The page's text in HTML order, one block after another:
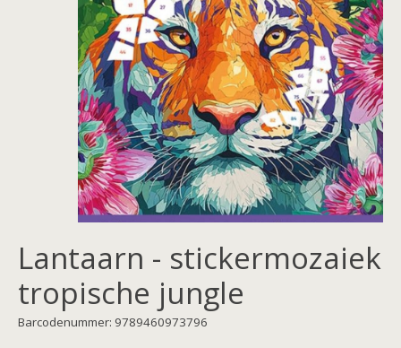
Lantaarn - stickermozaiek
tropische jungle
Barcodenummer: 9789460973796